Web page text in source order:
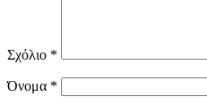
Σχόλιο *
Όνομα *